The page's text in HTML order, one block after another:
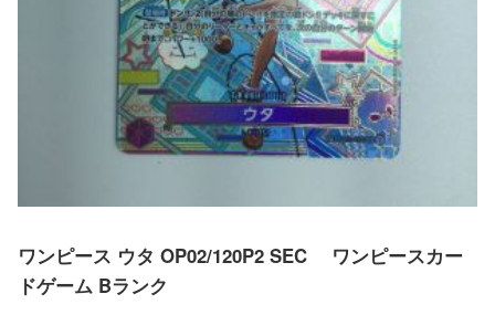
ワンピース ウタ OP02/120P2 SEC ワンピースカー
ドゲーム Bランク